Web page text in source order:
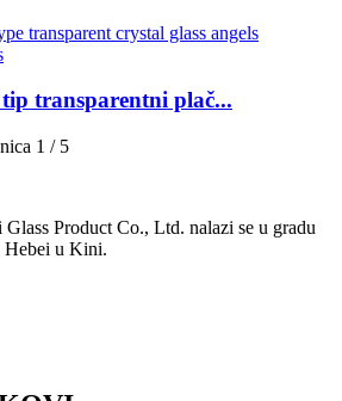
transparentni plač...
1 / 5
Product Co., Ltd. nalazi se u gradu
Hebei u Kini.